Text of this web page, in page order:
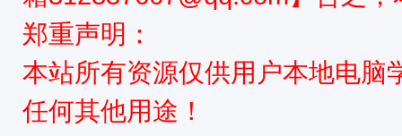
郑重声明：
本站所有资源仅供用户本地电脑
任何其他用途！